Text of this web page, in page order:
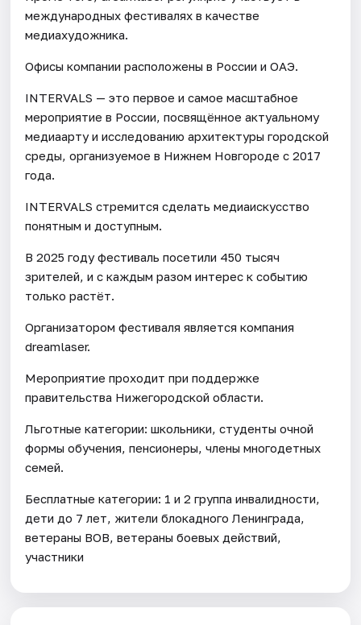
международных фестивалях в качестве
медиахудожника.
Офисы компании расположены в России и ОАЭ.
INTERVALS — это первое и самое масштабное
мероприятие в России, посвящённое актуальному
медиаарту и исследованию архитектуры городской
среды, организуемое в Нижнем Новгороде с 2017
года.
INTERVALS стремится сделать медиаискусство
понятным и доступным.
В 2025 году фестиваль посетили 450 тысяч
зрителей, и с каждым разом интерес к событию
только растёт.
Организатором фестиваля является компания
dreamlaser.
Мероприятие проходит при поддержке
правительства Нижегородской области.
Льготные категории: школьники, студенты очной
формы обучения, пенсионеры, члены многодетных
семей.
Бесплатные категории: 1 и 2 группа инвалидности,
дети до 7 лет, жители блокадного Ленинграда,
ветераны ВОВ, ветераны боевых действий,
участники